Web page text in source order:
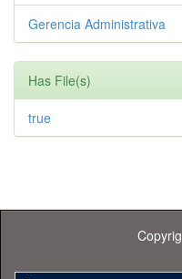
Gerencia Administrativa
Has File(s)
true